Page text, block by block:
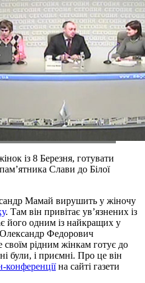
із 8 Березня, готувати
Слави до Білої
Мамай вирушить у жіночу
. Там він привітає ув’язнених із
його одним із найкращих у
Федорович
рідним жінкам готує до
були, і приємні. Про це він
конференціїна сайті газети